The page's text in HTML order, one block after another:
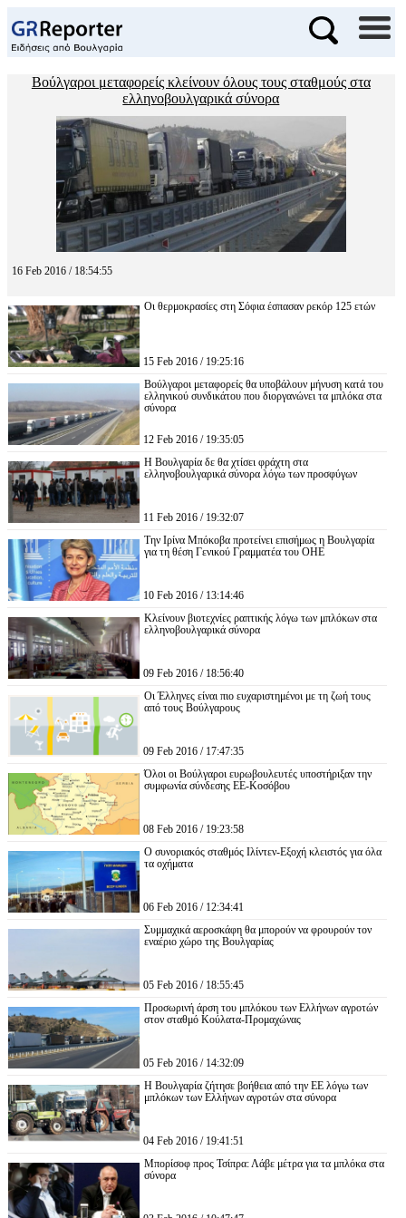
Βούλγαροι μεταφορείς κλείνουν όλους τους σταθμούς στα
ελληνοβουλγαρικά σύνορα
16 Feb 2016 / 18:54:55
Οι θερμοκρασίες στη Σόφια έσπασαν ρεκόρ 125 ετών
15 Feb 2016 / 19:25:16
Βούλγαροι μεταφορείς θα υποβάλουν μήνυση κατά του
ελληνικού συνδικάτου που διοργανώνει τα μπλόκα στα
σύνορα
12 Feb 2016 / 19:35:05
Η Βουλγαρία δε θα χτίσει φράχτη στα
ελληνοβουλγαρικά σύνορα λόγω των προσφύγων
11 Feb 2016 / 19:32:07
Την Ιρίνα Μπόκοβα προτείνει επισήμως η Βουλγαρία
για τη θέση Γενικού Γραμματέα του ΟΗΕ
10 Feb 2016 / 13:14:46
Κλείνουν βιοτεχνίες ραπτικής λόγω των μπλόκων στα
ελληνοβουλγαρικά σύνορα
09 Feb 2016 / 18:56:40
Οι Έλληνες είναι πιο ευχαριστημένοι με τη ζωή τους
από τους Βούλγαρους
09 Feb 2016 / 17:47:35
Όλοι οι Βούλγαροι ευρωβουλευτές υποστήριξαν την
συμφωνία σύνδεσης ΕΕ-Κοσόβου
08 Feb 2016 / 19:23:58
Ο συνοριακός σταθμός Ιλίντεν-Εξοχή κλειστός για όλα
τα οχήματα
06 Feb 2016 / 12:34:41
Συμμαχικά αεροσκάφη θα μπορούν να φρουρούν τον
εναέριο χώρο της Βουλγαρίας
05 Feb 2016 / 18:55:45
Προσωρινή άρση του μπλόκου των Ελλήνων αγροτών
στον σταθμό Κούλατα-Προμαχώνας
05 Feb 2016 / 14:32:09
Η Βουλγαρία ζήτησε βοήθεια από την ΕΕ λόγω των
μπλόκων των Ελλήνων αγροτών στα σύνορα
04 Feb 2016 / 19:41:51
Μπορίσοφ προς Τσίπρα: Λάβε μέτρα για τα μπλόκα στα
σύνορα